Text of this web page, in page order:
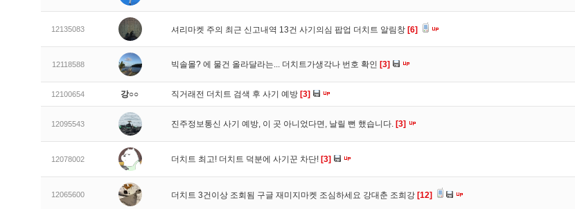
12135083 셔리마켓 주의 최근 신고내역 13건 사기의심 팝업 더치트 알림창 [6]
12118588 빅솔몰? 에 물건 올라달라는... 더치트가생각나 번호 확인 [3]
12100654 강○○ 직거래전 더치트 검색 후 사기 예방 [3]
12095543 진주정보통신 사기 예방, 이 곳 아니었다면, 날릴 뻔 했습니다. [3]
12078002 더치트 최고! 더치트 덕분에 사기꾼 차단! [3]
12065600 더치트 3건이상 조회됨 구글 재미지마켓 조심하세요 강대춘 조희강 [12]